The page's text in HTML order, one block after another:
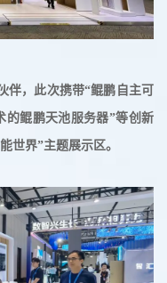
伴，此次携带“鲲鹏自主可
的鲲鹏天池服务器”等创新
世界”主题展示区。